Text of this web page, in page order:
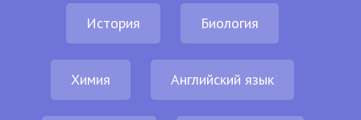
История Биология
Химия Английский язык